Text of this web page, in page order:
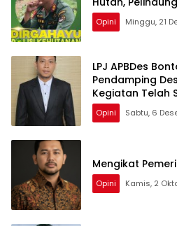
Opini Minggu, 21
LPJ APBDes
Pendamping
Kegiatan Telah
Opini Sabtu, 6
Mengikat
Opini Kamis, 2